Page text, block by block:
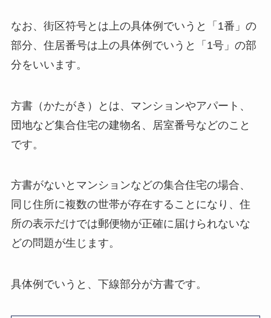
なお、街区符号とは上の具体例でいうと「1番」の
部分、住居番号は上の具体例でいうと「1号」の部
分をいいます。
方書（かたがき）とは、マンションやアパート、
団地など集合住宅の建物名、居室番号などのこと
です。
方書がないとマンションなどの集合住宅の場合、
同じ住所に複数の世帯が存在することになり、住
所の表示だけでは郵便物が正確に届けられないな
どの問題が生じます。
具体例でいうと、下線部分が方書です。